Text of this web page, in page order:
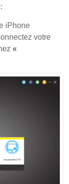
iPhone
votre
«